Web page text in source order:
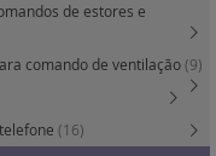
de estores e
comando de ventilação(9)
(16)